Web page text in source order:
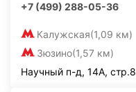
+7 (499) 288-05-36
Калужская(1,09 км)
Зюзино(1,57 км)
Научный п-д, 14А, стр.8